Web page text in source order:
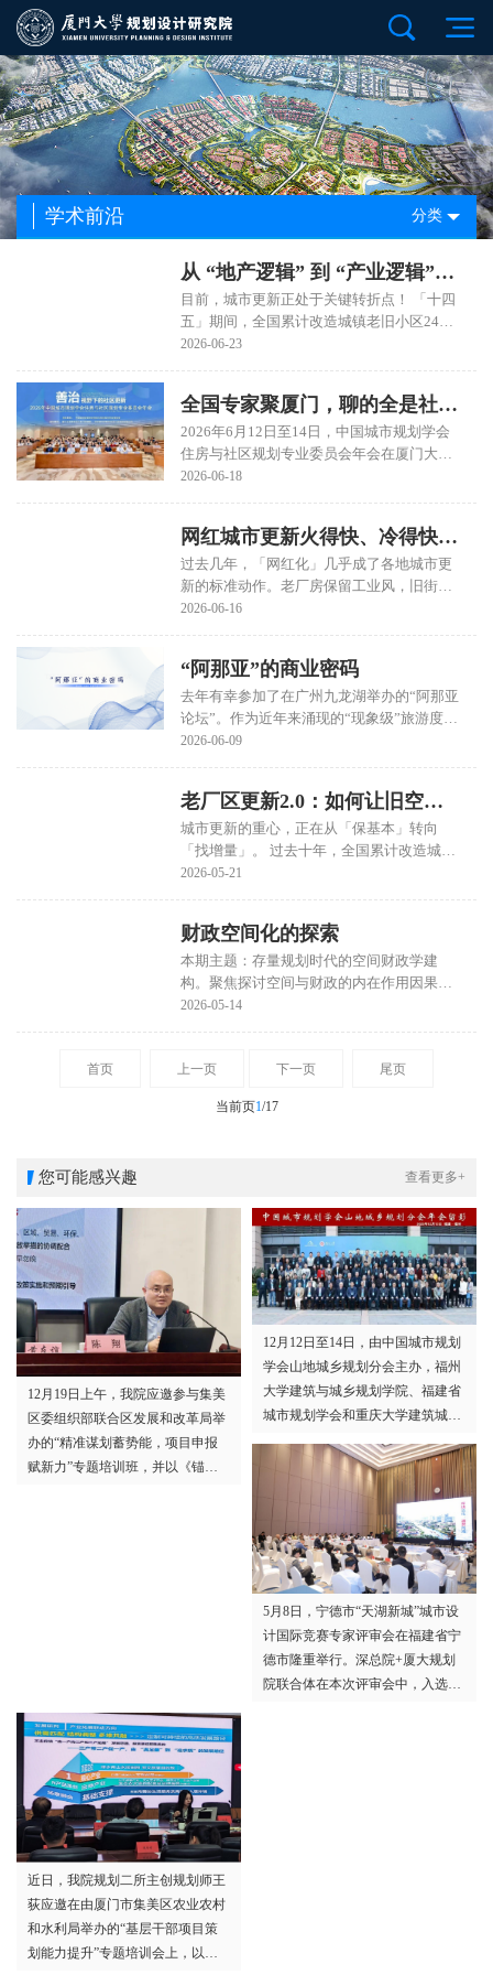
学术前沿 分类
从 “地产逻辑” 到 “产业逻辑”：
场景改写城市更新规则！
目前，城市更新正处于关键转折点！ 「十四
五」期间，全国累计改造城镇老旧小区24万
多个，改造供水、燃气等地下管网84万公
意见》，进一步明确了推进城镇老旧小区整
治改造、完整社区建设、城中村改造、地下
管网更新等重点任务。 10月底，在影响未来
5年发展的「十五五」规划建议中，「城市更
2026-06-23
全国专家聚厦门，聊的全是社区
更新的“钱”和“路”
2026年6月12日至14日，中国城市规划学会
住房与社区规划专业委员会年会在厦门大学
成功召开。本次会议以“善治视野下的社区更
表，围绕社区更新的前沿理论与实践路径展
开了深入研讨。
2026-06-18
网红城市更新火得快、冷得快？
如何破解？
过去几年，「网红化」几乎成了各地城市更
新的标准动作。老厂房保留工业风，旧街区
引进首店品牌，老港区办起创意市集，辅以
正在失效。仅至2024年末，全国已实施城市
更新项目超过6万个。 复古街区、工业风厂
区、市集商圈变得随处可见，大众注意力被
严重稀释，「网红周期」急剧压缩。 大量项
终陷入「不办活动没人来，办了活动亏本赚
吆喝」的恶性循环。
2026-06-16
“阿那亚”的商业密码
去年有幸参加了在广州九龙湖举办的“阿那亚
论坛”。作为近年来涌现的“现象级”旅游度假
地产项目，阿那亚模式备受政府和市场关
觉，聊聊阿那亚商业模式的底层逻辑。
2026-06-09
老厂区更新2.0：如何让旧空间
长出「新制造」？
城市更新的重心，正在从「保基本」转向
「找增量」。 过去十年，全国累计改造城镇
老旧小区24万多个、更新地下管网84万公
为骨干建设现代化产业体系，实施新一轮制
造业重点产业链高质量发展行动，并安排
2000亿元超长期特别国债支持大规模设备更
新。 这意味着，老厂区改造的价值目标需要
量。
2026-05-21
财政空间化的探索
本期主题：存量规划时代的空间财政学建
构。聚焦探讨空间与财政的内在作用因果循
环机制；探讨微观空间活力与宏观经济繁荣
间与财政的影响方式与路径；探讨如何从土
通过好的空间规划设计赋能新财源建设；探
创新支持各级各类空间治理，实现存量提质
政创新方向等一系列相关议题。
2026-05-14
首页 上一页 下一页 尾页
当前页1/17
您可能感兴趣 查看更多+
12月19日上午，我院应邀参与集美
区委组织部联合区发展和改革局举
办的“精准谋划蓄势能，项目申报
赋新力”专题培训班，并以《锚
12月12日至14日，由中国城市规划
学会山地城乡规划分会主办，福州
大学建筑与城乡规划学院、福建省
城市规划学会和重庆大学建筑城规
会山地城乡规划分会年会在福建福
州召开。厦门大学规划设计研究院
积极组织专业技术人员参加年会并
在相关论坛进行专题报告和学术交
流。
5月8日，宁德市“天湖新城”城市设
计国际竞赛专家评审会在福建省宁
德市隆重举行。深总院+厦大规划
院联合体在本次评审会中，入选前
近日，我院规划二所主创规划师王
荻应邀在由厦门市集美区农业农村
和水利局举办的“基层干部项目策
划能力提升”专题培训会上，以